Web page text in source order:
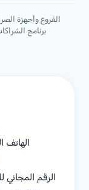
الفروع وأجهزة
برنامج
الهاتف
الرقم المجاني